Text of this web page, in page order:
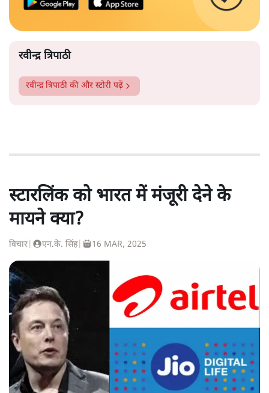
रवीन्द्र त्रिपाठी
रवीन्द्र त्रिपाठी की और स्टोरी पढ़ें
स्टारलिंक को भारत में मंजूरी देने के
मायने क्या?
विचार एन.के. सिंह| 16 MAR, 2025